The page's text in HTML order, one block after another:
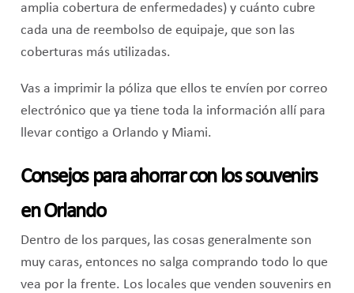
amplia cobertura de enfermedades) y cuánto cubre
cada una de reembolso de equipaje, que son las
coberturas más utilizadas.
Vas a imprimir la póliza que ellos te envíen por correo
electrónico que ya tiene toda la información allí para
llevar contigo a Orlando y Miami.
Consejos para ahorrar con los souvenirs
en Orlando
Dentro de los parques, las cosas generalmente son
muy caras, entonces no salga comprando todo lo que
vea por la frente. Los locales que venden souvenirs en